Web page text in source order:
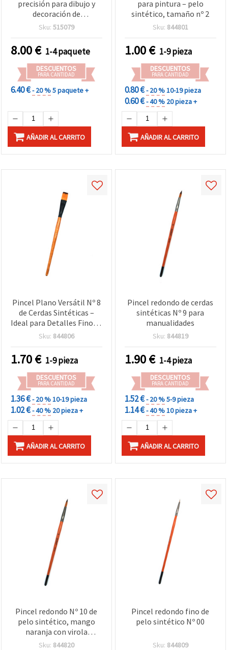
precisión para dibujo y
decoración de
manualidades – 5 piezas
Sku: 515079
8.00€ 1-4 paquete
DESCUENTOS
PARA CANTIDAD
6.40 €- 20 %5 paquete +
AÑADIR AL CARRITO
para pintura – pelo
sintético, tamaño nº 2
Sku: 844801
1.00€ 1-9 pieza
DESCUENTOS
PARA CANTIDAD
0.80 €- 20 %10-19 pieza
0.60 €- 40 % 20 pieza +
AÑADIR AL CARRITO
Pincel Plano Versátil Nº 8
de Cerdas Sintéticas –
Ideal para Detalles Finos y
Proyectos de
Sku: 844806
1.70€ 1-9 pieza
DESCUENTOS
PARA CANTIDAD
1.36 €- 20 %10-19 pieza
1.02 €- 40 % 20 pieza +
AÑADIR AL CARRITO
Pincel redondo de cerdas
sintéticas Nº 9 para
manualidades
Sku: 844819
1.90€ 1-4 pieza
DESCUENTOS
PARA CANTIDAD
1.52 €- 20 %5-9 pieza
1.14 €- 40 %10 pieza +
AÑADIR AL CARRITO
Pincel redondo Nº 10 de
pelo sintético, mango
naranja con virola
metálica, punta fina, para
Sku: 844820
Pincel redondo fino de
pelo sintético Nº 00
Sku: 844809